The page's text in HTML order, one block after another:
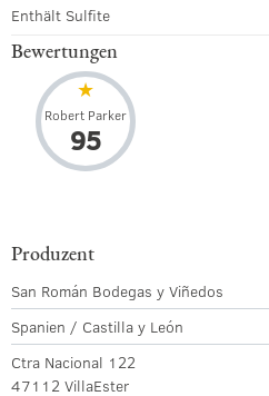
Enthält Sulfite
Bewertungen
Robert Parker
95
Produzent
San Román Bodegas y Viñedos
Spanien / Castilla y León
Ctra Nacional 122
47112 VillaEster